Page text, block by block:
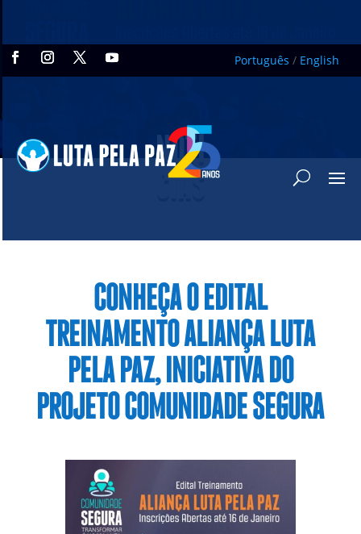
Português / English
NOTÍ
CIAS
CONHEÇA O EDITAL
TREINAMENTO ALIANÇA LUTA
PELA PAZ, INICIATIVA DO
PROJETO COMUNIDADE SEGURA